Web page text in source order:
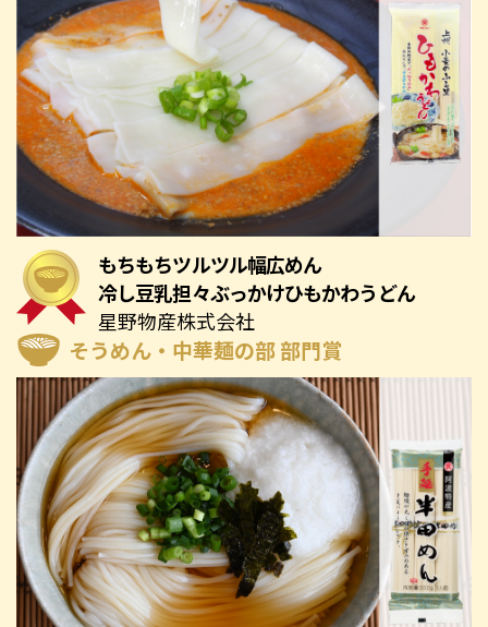
もちもちツルツル幅広めん
冷し豆乳担々ぶっかけひもかわうどん
星野物産株式会社
そうめん・中華麺の部 部門賞